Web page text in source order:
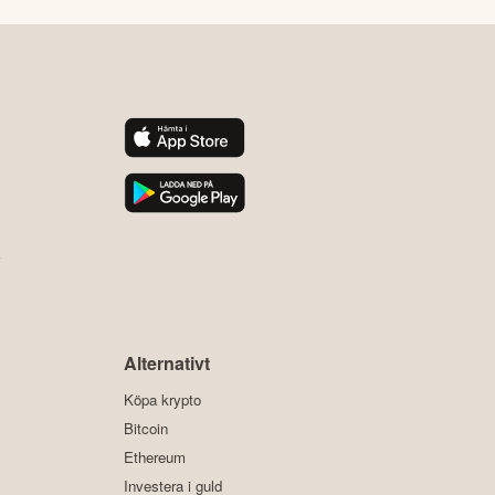
Alternativt
Köpa krypto
Bitcoin
Ethereum
Investera i guld